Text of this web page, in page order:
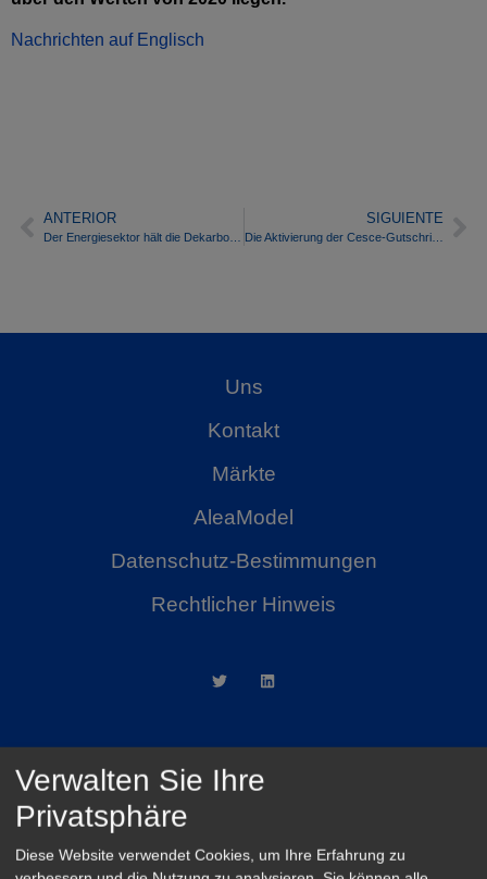
Nachrichten auf Englisch
ANTERIOR SIGUIENTE
Die Aktivierung der Cesce-Gutschriften: eine gute Nachricht inmitten der unruhigen Zeiten des Stromsektors
Uns
Kontakt
Märkte
AleaModel
Datenschutz-Bestimmungen
Rechtlicher Hinweis
AleaSoft Madrid
Paseo de la Castellana, 79, 6.ª. AZCA. 28046
Madrid
Verwalten Sie Ihre
Privatsphäre
Diese Website verwendet Cookies, um Ihre Erfahrung zu